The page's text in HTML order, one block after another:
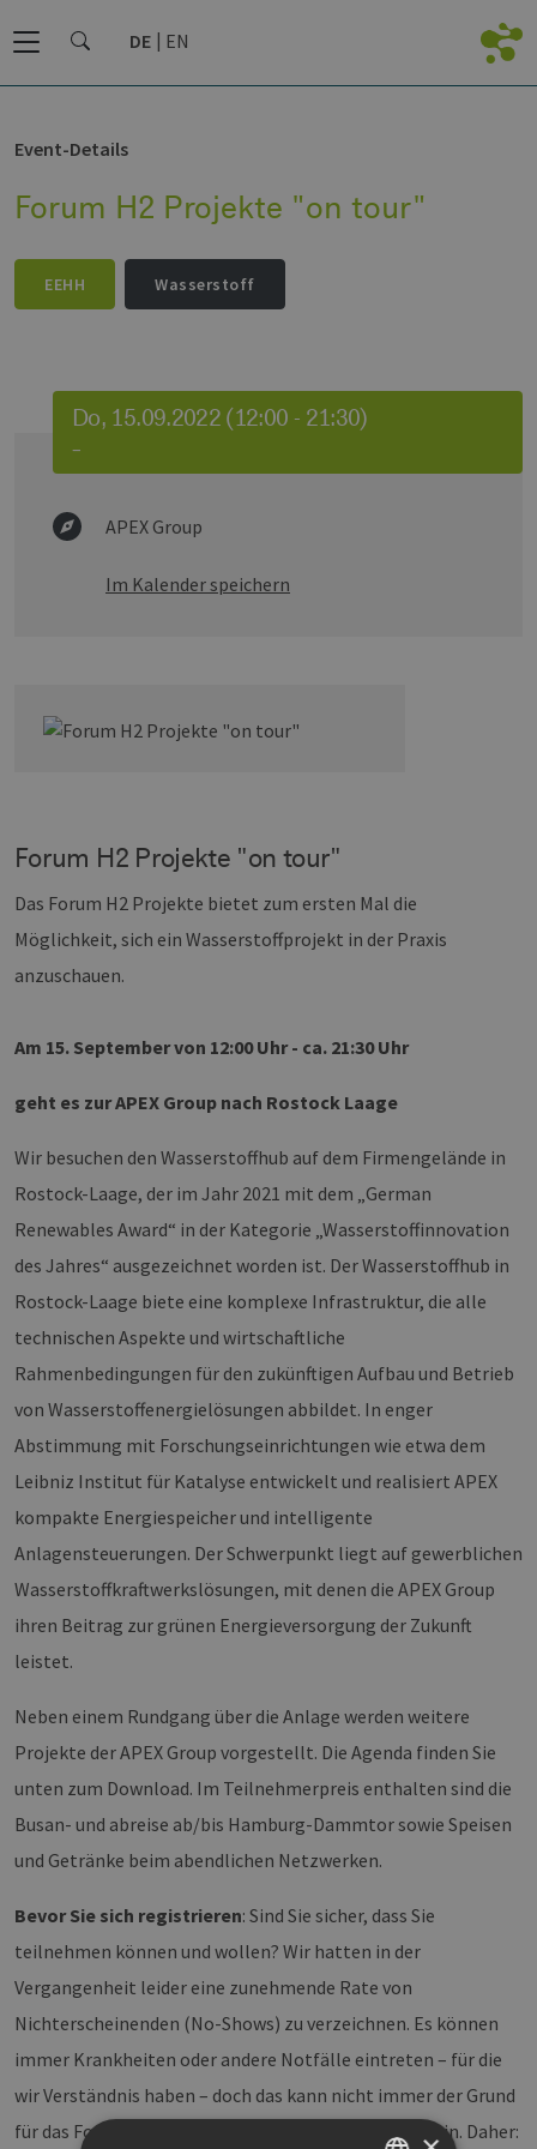
DE EN
Event-Details
Forum H2 Projekte "on tour"
EEHH Wasserstoff
Do, 15.09.2022 (12:00 - 21:30)
–
APEX Group
Im Kalender speichern
Forum H2 Projekte "on tour"
Das Forum H2 Projekte bietet zum ersten Mal die
Möglichkeit, sich ein Wasserstoffprojekt in der Praxis
anzuschauen.
Am 15. September von 12:00 Uhr - ca. 21:30 Uhr
geht es zur APEX Group nach Rostock Laage
Wir besuchen den Wasserstoffhub auf dem Firmengelände in
Rostock-Laage, der im Jahr 2021 mit dem „German
Renewables Award“ in der Kategorie „Wasserstoffinnovation
des Jahres“ ausgezeichnet worden ist. Der Wasserstoffhub in
Rostock-Laage biete eine komplexe Infrastruktur, die alle
technischen Aspekte und wirtschaftliche
Rahmenbedingungen für den zukünftigen Aufbau und Betrieb
von Wasserstoffenergielösungen abbildet. In enger
Abstimmung mit Forschungseinrichtungen wie etwa dem
Leibniz Institut für Katalyse entwickelt und realisiert APEX
kompakte Energiespeicher und intelligente
Anlagensteuerungen. Der Schwerpunkt liegt auf gewerblichen
Wasserstoffkraftwerkslösungen, mit denen die APEX Group
ihren Beitrag zur grünen Energieversorgung der Zukunft
leistet.
Neben einem Rundgang über die Anlage werden weitere
Projekte der APEX Group vorgestellt. Die Agenda finden Sie
unten zum Download. Im Teilnehmerpreis enthalten sind die
Busan- und abreise ab/bis Hamburg-Dammtor sowie Speisen
und Getränke beim abendlichen Netzwerken.
Bevor Sie sich registrieren: Sind Sie sicher, dass Sie
teilnehmen können und wollen? Wir hatten in der
Vergangenheit leider eine zunehmende Rate von
Nichterscheinenden (No-Shows) zu verzeichnen. Es können
immer Krankheiten oder andere Notfälle eintreten – für die
wir Verständnis haben – doch das kann nicht immer der Grund
für das Fortbleiben (und leider oft Nicht-Absagen) sein. Daher: